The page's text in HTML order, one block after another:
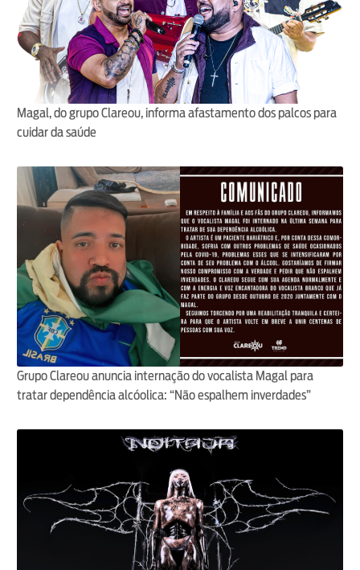
Magal, do grupo Clareou, informa afastamento dos palcos para
cuidar da saúde
Grupo Clareou anuncia internação do vocalista Magal para
tratar dependência alcóolica: “Não espalhem inverdades”